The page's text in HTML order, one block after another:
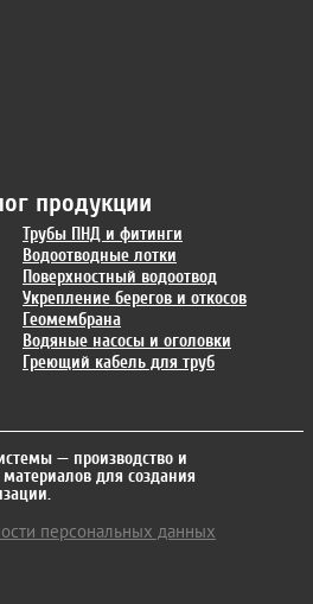
продукции
Трубы ПНД и фитинги
Водоотводные лотки
Поверхностный водоотвод
Укрепление берегов и откосов
Геомембрана
Водяные насосы и оголовки
Греющий кабель для труб
— производство и
для создания
персональных данных